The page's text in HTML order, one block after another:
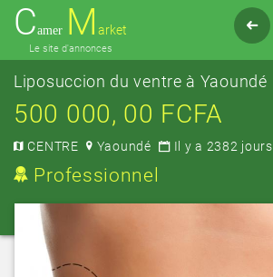
Camer M arket
Le site d'annonces
Liposuccion du ventre à Yaoundé
500 000, 00 FCFA
CENTRE Yaoundé Il y a 2382 jours
Professionnel